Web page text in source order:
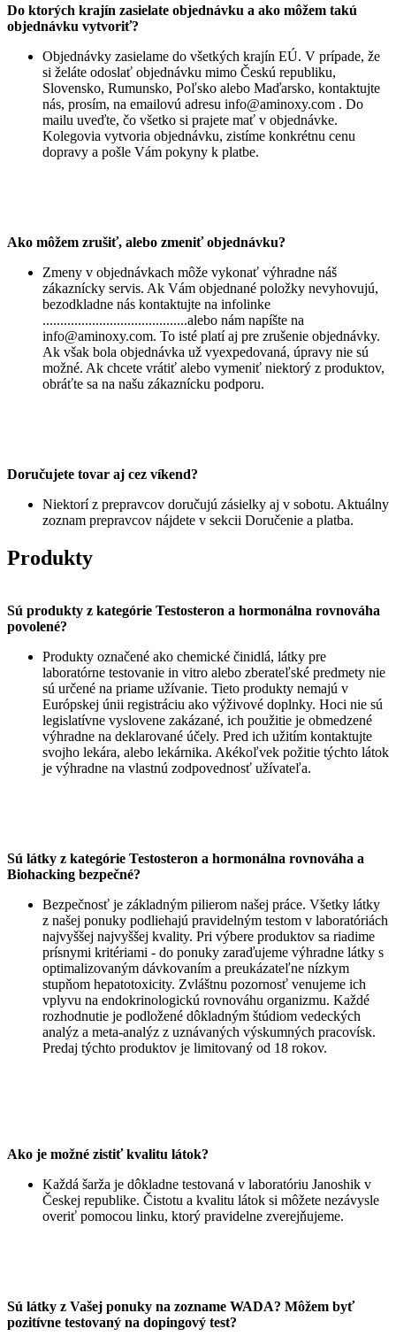
Do ktorých krajín zasielate objednávku a ako môžem takú
objednávku vytvoriť?
Objednávky zasielame do všetkých krajín EÚ. V prípade, že
si želáte odoslať objednávku mimo Českú republiku,
Slovensko, Rumunsko, Poľsko alebo Maďarsko, kontaktujte
nás, prosím, na emailovú adresu info@aminoxy.com . Do
mailu uveďte, čo všetko si prajete mať v objednávke.
Kolegovia vytvoria objednávku, zistíme konkrétnu cenu
dopravy a pošle Vám pokyny k platbe.
Ako môžem zrušiť, alebo zmeniť objednávku?
Zmeny v objednávkach môže vykonať výhradne náš
zákaznícky servis. Ak Vám objednané položky nevyhovujú,
bezodkladne nás kontaktujte na infolinke
.........................................alebo nám napíšte na
info@aminoxy.com. To isté platí aj pre zrušenie objednávky.
Ak však bola objednávka už vyexpedovaná, úpravy nie sú
možné. Ak chcete vrátiť alebo vymeniť niektorý z produktov,
obráťte sa na našu zákaznícku podporu.
Doručujete tovar aj cez víkend?
Niektorí z prepravcov doručujú zásielky aj v sobotu. Aktuálny
zoznam prepravcov nájdete v sekcii Doručenie a platba.
Produkty
Sú produkty z kategórie Testosteron a hormonálna rovnováha
povolené?
Produkty označené ako chemické činidlá, látky pre
laboratórne testovanie in vitro alebo zberateľské predmety nie
sú určené na priame užívanie. Tieto produkty nemajú v
Európskej únii registráciu ako výživové doplnky. Hoci nie sú
legislatívne vyslovene zakázané, ich použitie je obmedzené
výhradne na deklarované účely. Pred ich užitím kontaktujte
svojho lekára, alebo lekárnika. Akékoľvek požitie týchto látok
je výhradne na vlastnú zodpovednosť užívateľa.
Sú látky z kategórie Testosteron a hormonálna rovnováha a
Biohacking bezpečné?
Bezpečnosť je základným pilierom našej práce. Všetky látky
z našej ponuky podliehajú pravidelným testom v laboratóriách
najvyššej najvyššej kvality. Pri výbere produktov sa riadime
prísnymi kritériami - do ponuky zaraďujeme výhradne látky s
optimalizovaným dávkovaním a preukázateľne nízkym
stupňom hepatotoxicity. Zvláštnu pozornosť venujeme ich
vplyvu na endokrinologickú rovnováhu organizmu. Každé
rozhodnutie je podložené dôkladným štúdiom vedeckých
analýz a meta-analýz z uznávaných výskumných pracovísk.
Predaj týchto produktov je limitovaný od 18 rokov.
Ako je možné zistiť kvalitu látok?
Každá šarža je dôkladne testovaná v laboratóriu Janoshik v
Českej republike. Čistotu a kvalitu látok si môžete nezávysle
overiť pomocou linku, ktorý pravidelne zverejňujeme.
Sú látky z Vašej ponuky na zozname WADA? Môžem byť
pozitívne testovaný na dopingový test?